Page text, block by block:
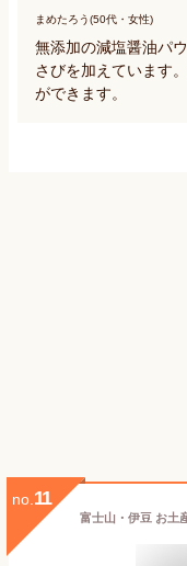
まめたろう(50代・女性)
無添加の減塩醤油パ
さびを加えています
ができます。
no. 11